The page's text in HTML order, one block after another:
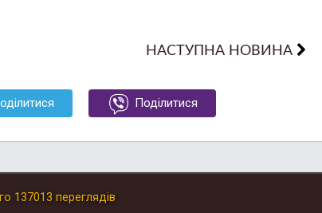
НАСТУПНА НОВИНА
Поділитися
137013 переглядів